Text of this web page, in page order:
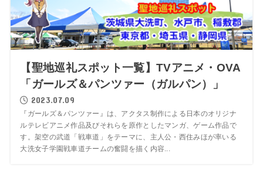
【聖地巡礼スポット一覧】TVアニメ・OVA
「ガールズ＆パンツァー（ガルパン）」
2023.07.09
『ガールズ＆パンツァー』は、アクタス制作による日本のオリジナ
ルテレビアニメ作品及びそれらを原作としたマンガ、ゲーム作品で
す。架空の武道「戦車道」をテーマに、主人公・西住みほが率いる
大洗女子学園戦車道チームの奮闘を描く内容...